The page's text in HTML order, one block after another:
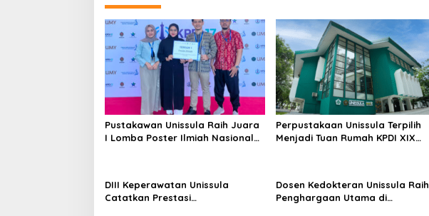
Pustakawan Unissula Raih Juara
I Lomba Poster Ilmiah Nasional
Perpustakaan Unissula Terpilih
Menjadi Tuan Rumah KPDI XIX
DIII Keperawatan Unissula
Catatkan Prestasi
Dosen Kedokteran Unissula Raih
Penghargaan Utama di